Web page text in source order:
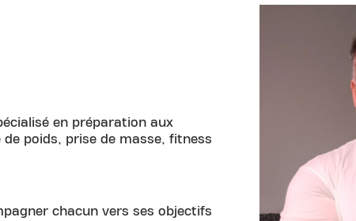
en préparation aux
poids, prise de masse, fitness
chacun vers ses objectifs